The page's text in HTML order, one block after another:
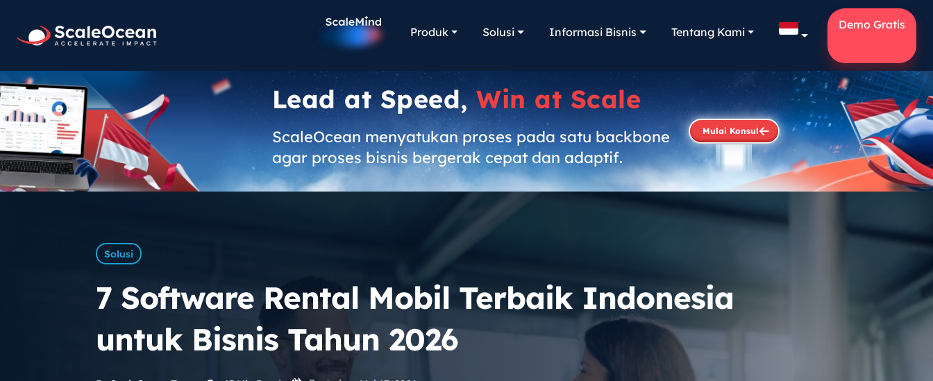
Produk Solusi Informasi Bisnis Tentang Kami
Demo Gratis
Lead at Speed,Win at Scale
ScaleOcean menyatukan proses pada satu backbone
agar proses bisnis bergerak cepat dan adaptif.
Mulai Konsul
Solusi
7 Software Rental Mobil Terbaik Indonesia
untuk Bisnis Tahun 2026